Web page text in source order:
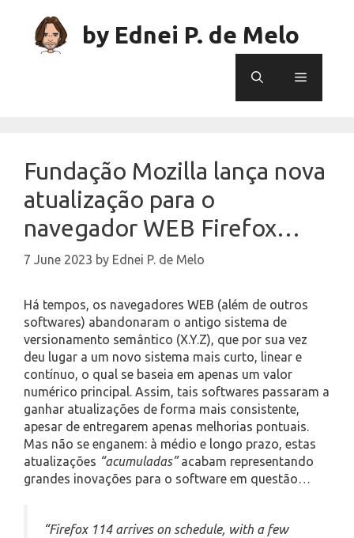
content
by Ednei P. de Melo
Menu
Fundação Mozilla lança nova
atualização para o
navegador WEB Firefox…
7 June 2023 by Ednei P. de Melo
Há tempos, os navegadores WEB (além de outros
softwares) abandonaram o antigo sistema de
versionamento semântico (X.Y.Z), que por sua vez
deu lugar a um novo sistema mais curto, linear e
contínuo, o qual se baseia em apenas um valor
numérico principal. Assim, tais softwares passaram a
ganhar atualizações de forma mais consistente,
apesar de entregarem apenas melhorias pontuais.
Mas não se enganem: à médio e longo prazo, estas
atualizações “acumuladas”acabam representando
grandes inovações para o software em questão…
“Firefox 114 arrives on schedule, with a few